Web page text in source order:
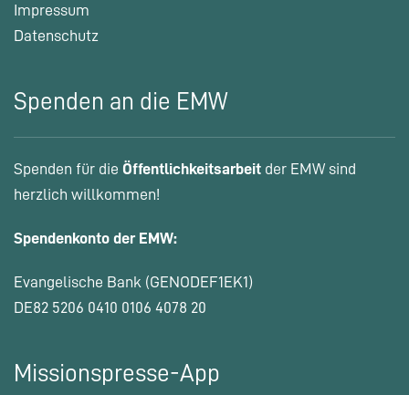
Impressum
Datenschutz
Spenden an die EMW
Spenden für die Öffentlichkeitsarbeit der EMW sind
herzlich willkommen!
Spendenkonto der EMW:
Evangelische Bank (GENODEF1EK1)
DE82 5206 0410 0106 4078 20
Missionspresse-App